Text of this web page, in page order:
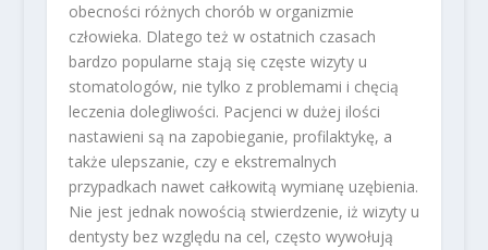
obecności różnych chorób w organizmie
człowieka. Dlatego też w ostatnich czasach
bardzo popularne stają się częste wizyty u
stomatologów, nie tylko z problemami i chęcią
leczenia dolegliwości. Pacjenci w dużej ilości
nastawieni są na zapobieganie, profilaktykę, a
także ulepszanie, czy e ekstremalnych
przypadkach nawet całkowitą wymianę uzębienia.
Nie jest jednak nowością stwierdzenie, iż wizyty u
dentysty bez względu na cel, często wywołują